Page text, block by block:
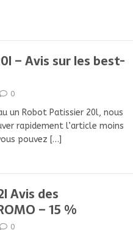
– Avis sur les best-
0
un Robot Patissier 20l, nous
rapidement l’article moins
pouvez […]
Avis des
– 15 %
0